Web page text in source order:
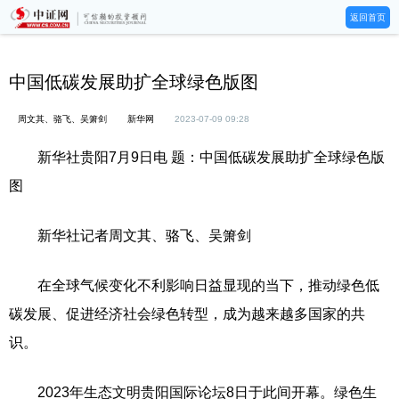
返回首页
中国低碳发展助扩全球绿色版图
周文其、骆飞、吴箫剑 新华网 2023-07-09 09:28
新华社贵阳7月9日电 题：中国低碳发展助扩全球绿色版
图
新华社记者周文其、骆飞、吴箫剑
在全球气候变化不利影响日益显现的当下，推动绿色低
碳发展、促进经济社会绿色转型，成为越来越多国家的共
识。
2023年生态文明贵阳国际论坛8日于此间开幕。绿色生